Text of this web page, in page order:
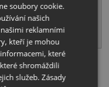
+ Aquastone AQ 4581
soubory cookie.
našich
reklamními
kteří je mohou
které
shromáždili
služeb.Zásady